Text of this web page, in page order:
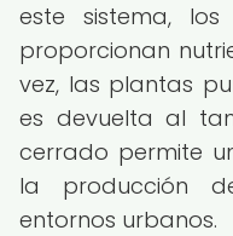
este sistema,
proporcionan
vez, las plantas
es devuelta al
cerrado permite
la producción
entornos urbanos.